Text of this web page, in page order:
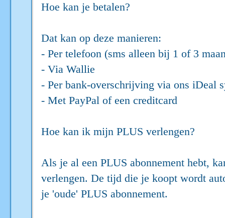
Hoe kan je betalen?
Dat kan op deze manieren:
- Per telefoon (sms alleen bij 1 of 3
- Via Wallie
- Per bank-overschrijving via ons iDeal
- Met PayPal of een creditcard
Hoe kan ik mijn PLUS verlengen?
Als je al een PLUS abonnement hebt,
verlengen. De tijd die je koopt wordt
je 'oude' PLUS abonnement.